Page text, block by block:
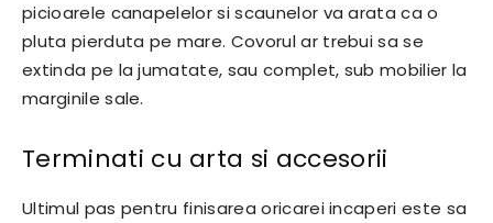
picioarele canapelelor si scaunelor va arata ca o
pluta pierduta pe mare. Covorul ar trebui sa se
extinda pe la jumatate, sau complet, sub mobilier la
marginile sale.
Terminati cu arta si accesorii
Ultimul pas pentru finisarea oricarei incaperi este sa